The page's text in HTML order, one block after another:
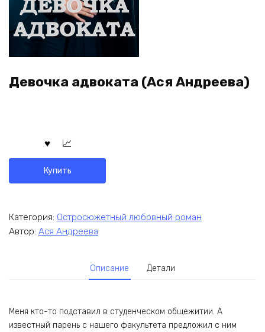
Девочка адвоката (Ася Андреева)
Купить
Категория: Остросюжетный любовный роман
Автор: Ася Андреева
Описание Детали
Меня кто-то подставил в студенческом общежитии. А
известный парень с нашего факультета предложил с ним